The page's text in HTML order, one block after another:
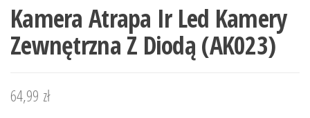
Kamera Atrapa Ir Led Kamery
Zewnętrzna Z Diodą (AK023)
64,99 zł